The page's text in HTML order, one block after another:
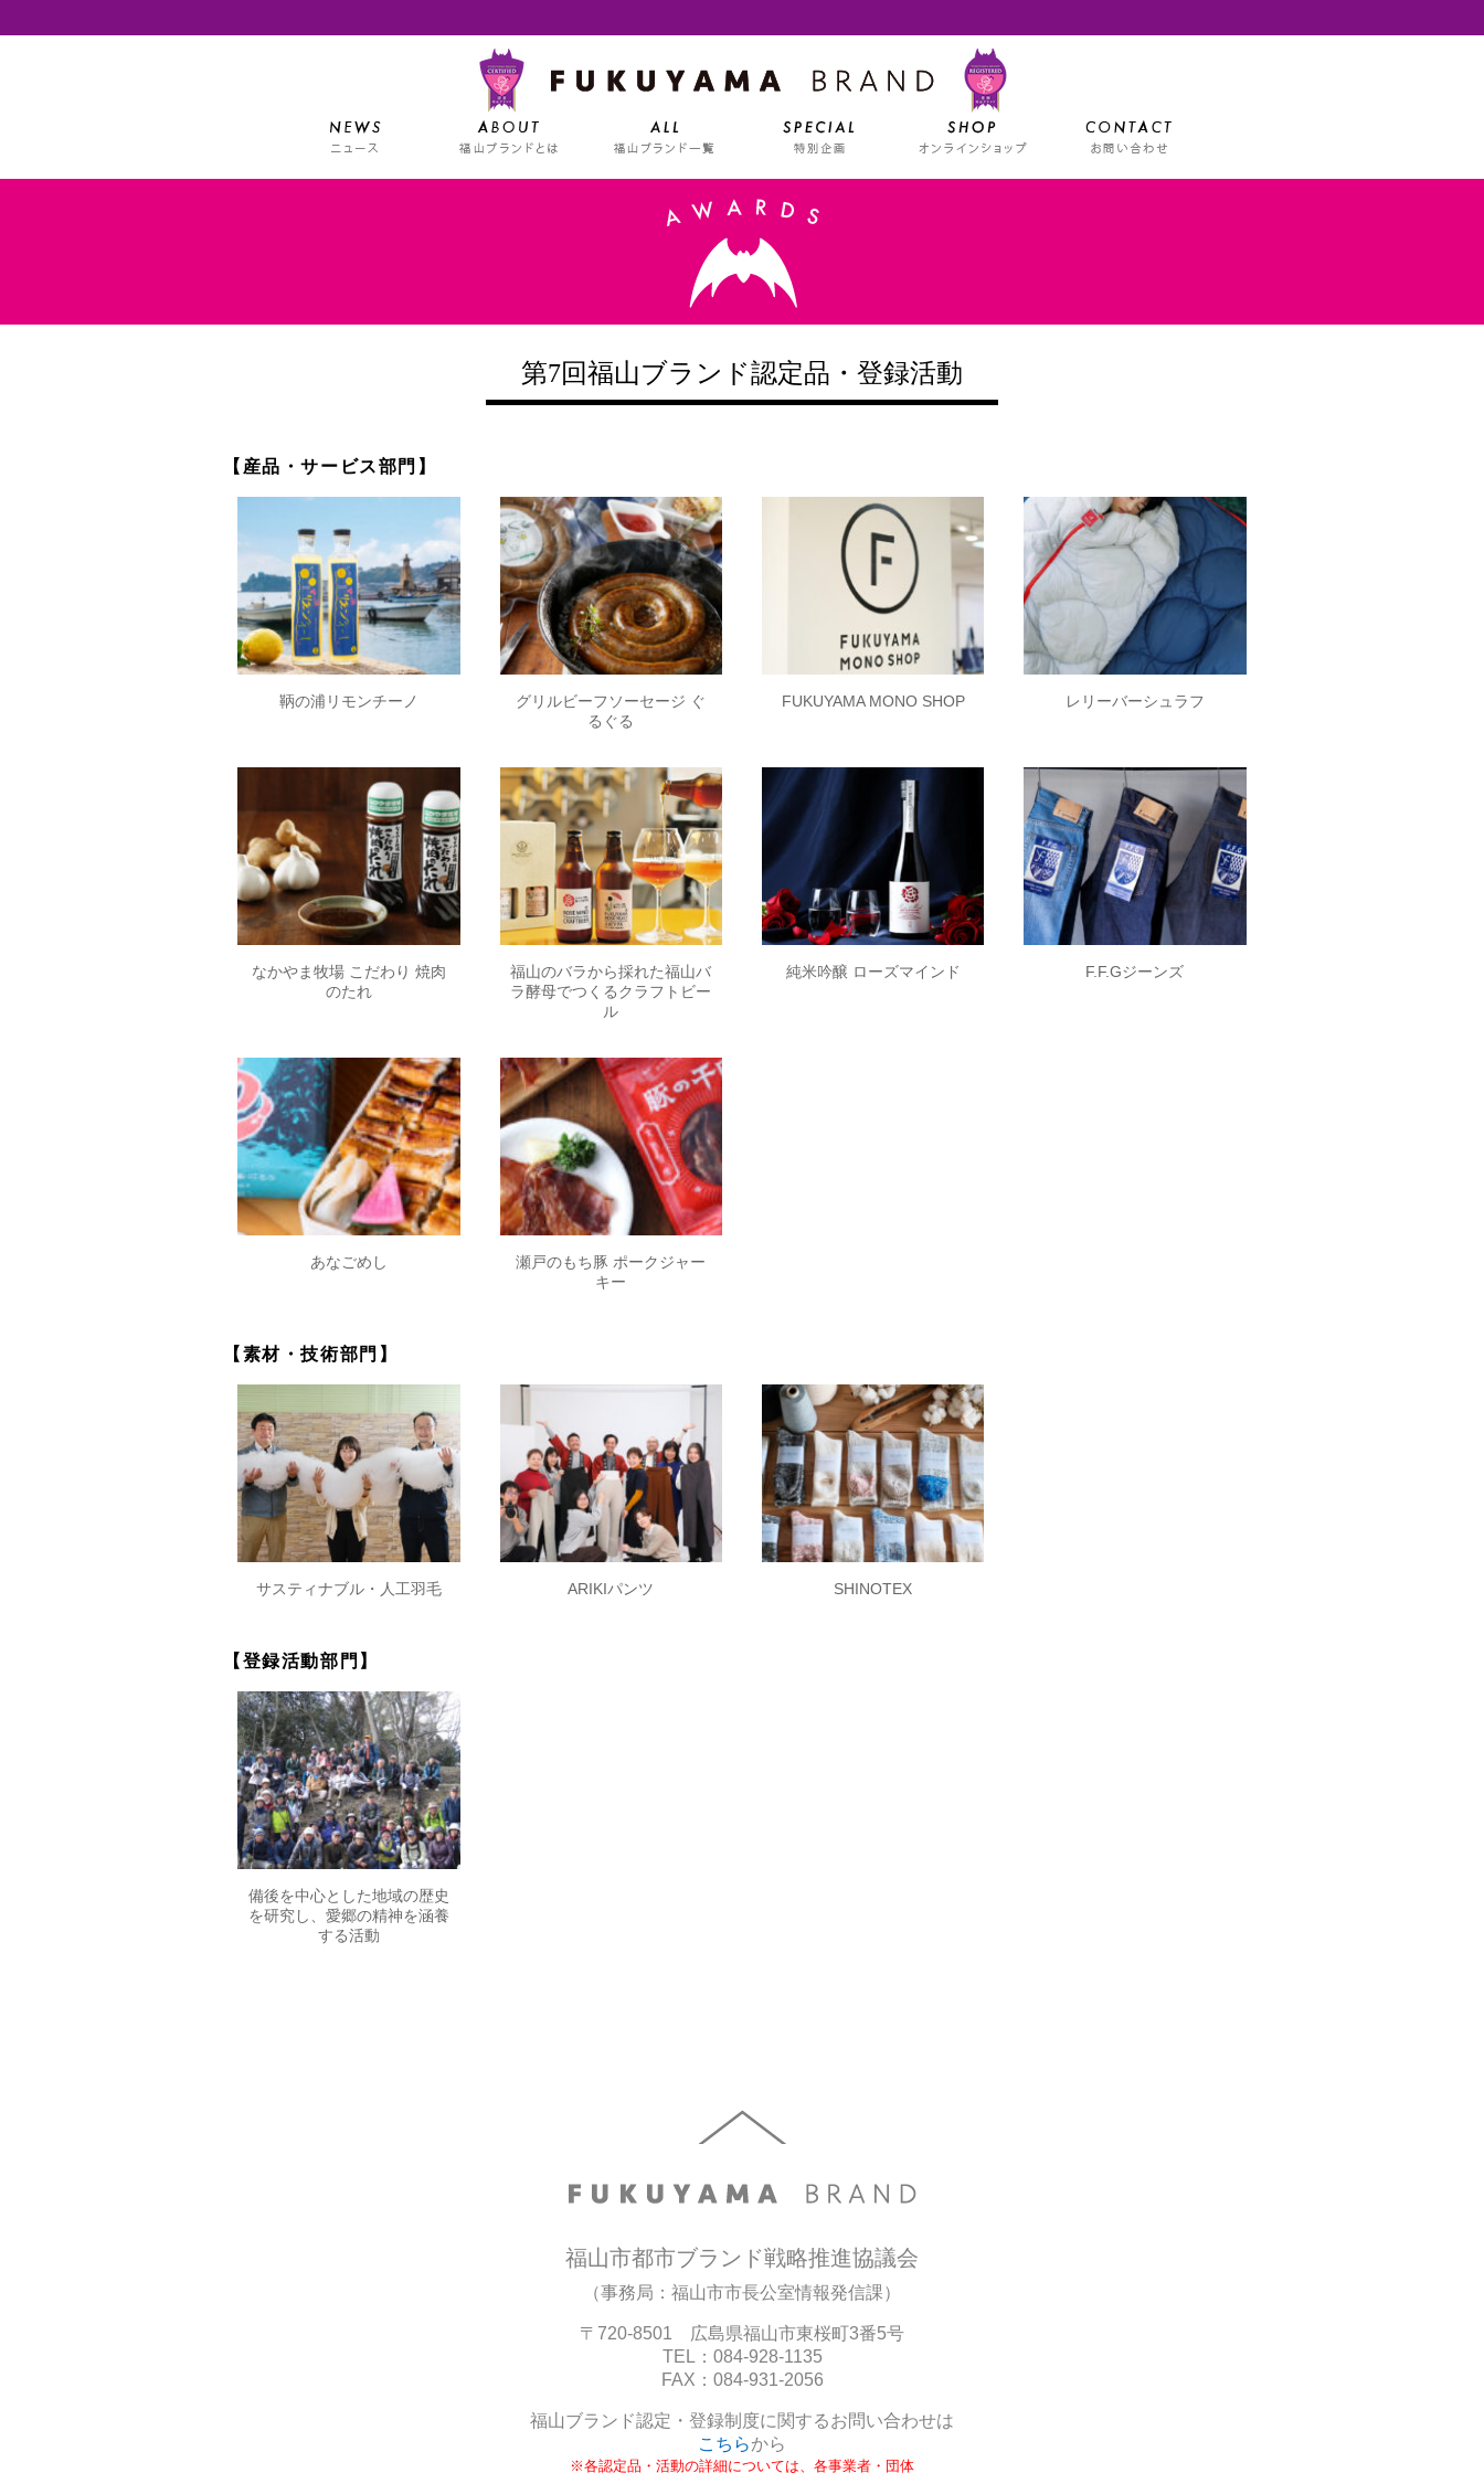
第7回福山ブランド認定品・登録活動
【産品・サービス部門】
鞆の浦リモンチーノ
グリルビーフソーセージ ぐ
るぐる
FUKUYAMA MONO SHOP レリーバーシュラフ
なかやま牧場 こだわり 焼肉
のたれ
福山のバラから採れた福山バ
ラ酵母でつくるクラフトビー
ル
純米吟醸 ローズマインド F.F.Gジーンズ
あなごめし
瀬戸のもち豚 ポークジャー
キー
【素材・技術部門】
サスティナブル・人工羽毛 ARIKIパンツ SHINOTEX
【登録活動部門】
備後を中心とした地域の歴史
を研究し、愛郷の精神を涵養
する活動
福山市都市ブランド戦略推進協議会
（事務局：福山市市長公室情報発信課）
〒720-8501 広島県福山市東桜町3番5号
TEL：084-928-1135
FAX：084-931-2056
福山ブランド認定・登録制度に関するお問い合わせは
こちらから
※各認定品・活動の詳細については、各事業者・団体